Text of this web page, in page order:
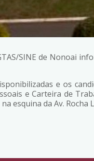
SINE de Nonoai
e os
e Carteira de
esquina da Av.